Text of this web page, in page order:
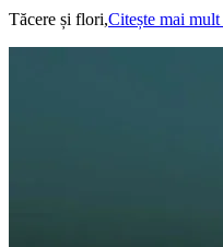
Tăcere și flori,Citește mai mult